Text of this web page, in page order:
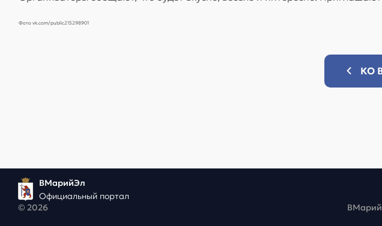
Фото vk.com/public215298901
КО
ВМарийЭл
Официальный портал
© 2026